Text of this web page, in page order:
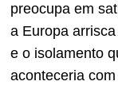
preocupa em
a Europa
e o isolamento
aconteceria